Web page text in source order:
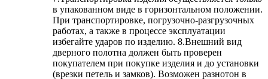
в упакованном виде в горизонтальном положении.
При транспортировке, погрузочно-разгрузочных
работах, а также в процессе эксплуатации
избегайте ударов по изделию. 8.Внешний вид
дверного полотна должен быть проверен
покупателем при покупке изделия и до установки
(врезки петель и замков). Возможен разнотон в